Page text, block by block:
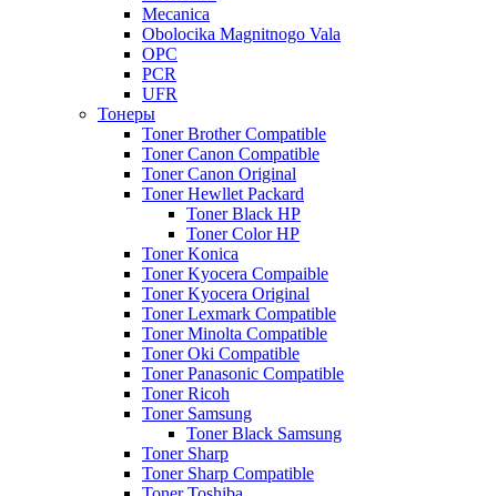
Mecanica
Obolocika Magnitnogo Vala
OPC
PCR
UFR
Тонеры
Toner Brother Compatible
Toner Canon Compatible
Toner Canon Original
Toner Hewllet Packard
Toner Black HP
Toner Color HP
Toner Konica
Toner Kyocera Compaible
Toner Kyocera Original
Toner Lexmark Compatible
Toner Minolta Compatible
Toner Oki Compatible
Toner Panasonic Compatible
Toner Ricoh
Toner Samsung
Toner Black Samsung
Toner Sharp
Toner Sharp Compatible